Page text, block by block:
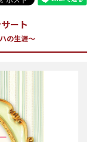
ート
の生涯～